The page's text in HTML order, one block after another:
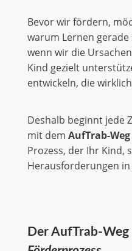
Bevor wir fördern,
warum Lernen
wenn wir die
Kind gezielt
entwickeln, die
Deshalb beginnt jede
mit dem AufTrab-Weg
Prozess, der Ihr Kind,
Herausforderungen
Der AufTrab-Weg